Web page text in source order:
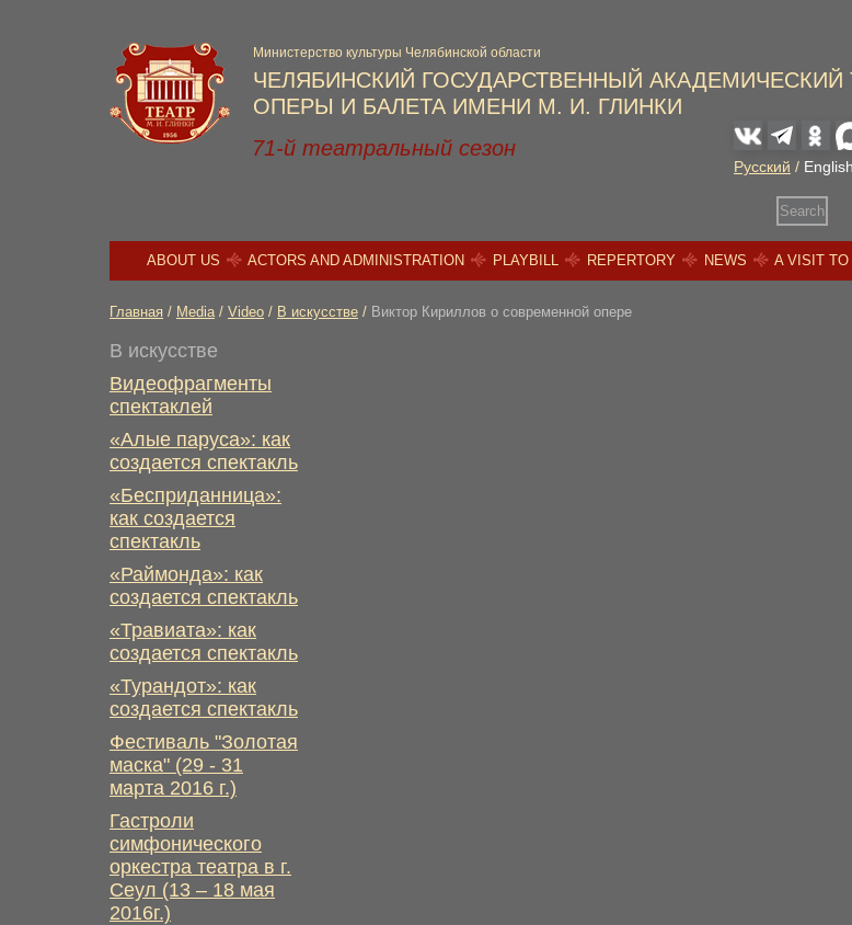
ЧЕЛЯБИНСКИЙ ГОСУДАРСТВЕННЫЙ АКАДЕМИЧЕСКИЙ
ОПЕРЫ И БАЛЕТА ИМЕНИ М. И. ГЛИНКИ
Министерство культуры Челябинской области
Русский / English
71-й театральный сезон
Search
ABOUT US ACTORS AND ADMINISTRATION PLAYBILL REPERTORY NEWS A VISIT TO
Главная / Media/ Video / В искусстве / Виктор Кириллов о современной опере
В искусстве
Видеофрагменты
спектаклей
«Алые паруса»: как
создается спектакль
«Бесприданница»:
как создается
спектакль
«Раймонда»: как
создается спектакль
«Травиата»: как
создается спектакль
«Турандот»: как
создается спектакль
Фестиваль "Золотая
маска" (29 - 31
марта 2016 г.)
Гастроли
симфонического
оркестра театра в г.
Сеул (13 – 18 мая
2016г.)